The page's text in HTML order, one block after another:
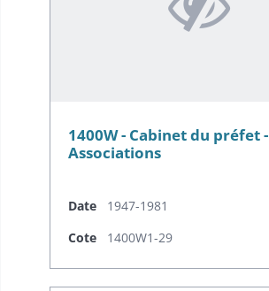
1400W - Cabinet du préfet -
Associations
Date
1947-1981
Cote
1400W1-29